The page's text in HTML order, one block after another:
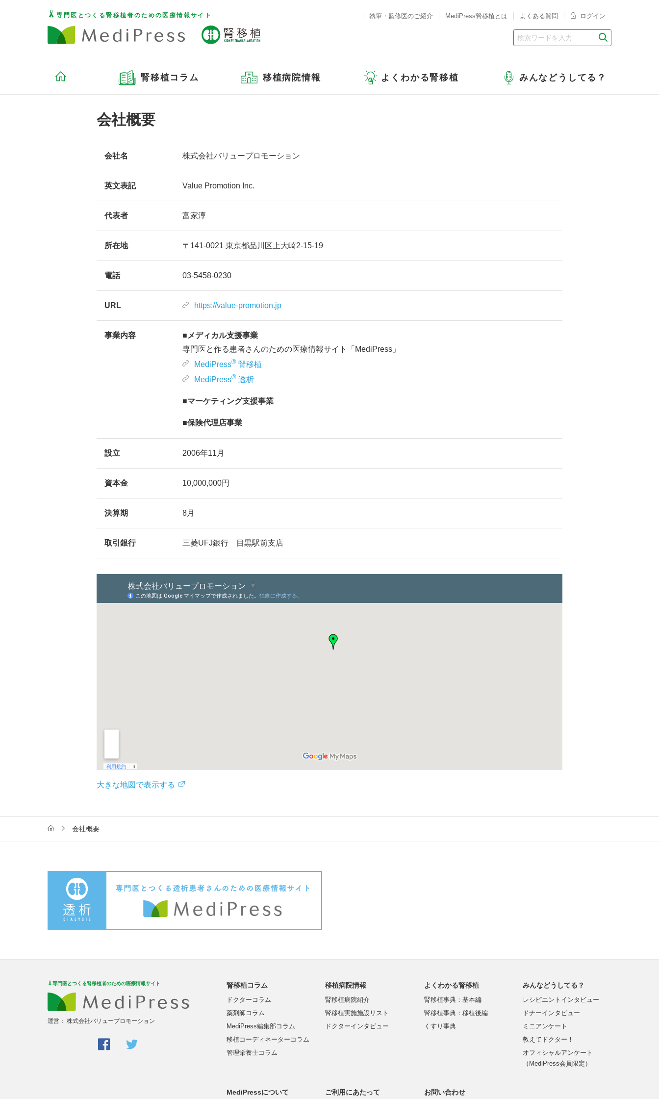
専門医とつくる腎移植者のための医療情報サイト
腎移植コラム 移植病院情報 よくわかる腎移植 みんなどうしてる？
執筆・監修医のご紹介 MediPress腎移植とは よくある質問 ログイン
会社概要
会社名 株式会社バリュープロモーション
英文表記 Value Promotion Inc.
代表者 富家淳
所在地 〒141-0021 東京都品川区上大崎2-15-19
電話 03-5458-0230
URL https://value-promotion.jp
事業内容
■メディカル支援事業
専門医と作る患者さんのための医療情報サイト「MediPress」
MediPress® 腎移植
MediPress® 透析
■マーケティング支援事業
■保険代理店事業
設立 2006年11月
資本金 10,000,000円
決算期 8月
取引銀行 三菱UFJ銀行 目黒駅前支店
大きな地図で表示する
会社概要
専門医とつくる腎移植者のための医療情報サイト
運営：株式会社バリュープロモーション
腎移植コラム
ドクターコラム
薬剤師コラム
MediPress編集部コラム
移植コーディネーターコラム
管理栄養士コラム
移植病院情報
腎移植病院紹介
腎移植実施施設リスト
ドクターインタビュー
よくわかる腎移植
腎移植事典：基本編
腎移植事典：移植後編
くすり事典
みんなどうしてる？
レシピエントインタビュー
ドナーインタビュー
ミニアンケート
教えてドクター！
オフィシャルアンケート
（MediPress会員限定）
MediPressについて ご利用にあたって お問い合わせ